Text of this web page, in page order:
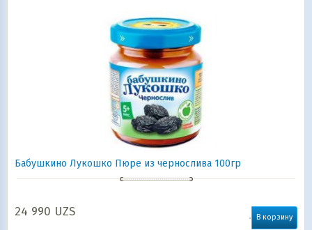
Бабушкино Лукошко Пюре из чернослива 100гр
24 990 UZS В корзину